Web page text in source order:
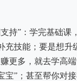
持”：学完基础课
充技能；要是想升
更多，就去学高
宝”；甚至帮你对